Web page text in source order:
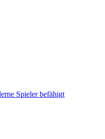
Spieler befähigt